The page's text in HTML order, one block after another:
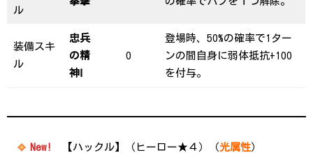
ル
装備スキ
ル
忠兵
の精
神Ⅰ
0
登場時、50%の確率で1ター
ンの間自身に弱体抵抗+100
を付与。
New! 【ハックル】（ヒーロー★４）（ 光属性）